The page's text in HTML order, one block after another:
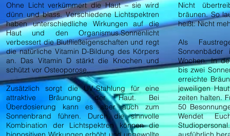
Ohne Licht verkümmert die Haut – sie wird
dünn und blass. Verschiedene Lichtspektren
haben unterschiedliche Wirkungen auf die
Haut und den Organismus.Sonnenlicht
verbessert die Blutfließeigenschaften und regt
die natürliche Vitamin D-Bildung des Körpers
an. Das Vitamin D stärkt die Knochen und
schützt vor Osteoporose..
Zusätzlich sorgt die UV-Stahlung für eine
attraktive Bräunung der Haut. Bei
Überdosierung kann es aber auch zum
Sonnenbrand führen. Durch die sinnvolle
Kombination der Lichtspektren können die
Nicht
bräunen. So
heißt: Nicht
Als
Wochen. In
bis zwei
erreichte
jeweiligen
zeiten halten.
50
Wendet